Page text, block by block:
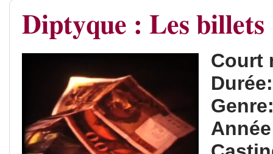
Diptyque : Les billets
Court